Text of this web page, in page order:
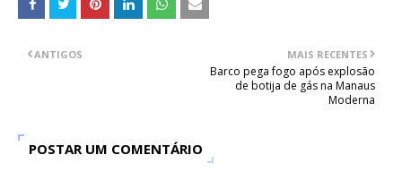
MAIS RECENTES
Barco pega fogo após explosão
de botija de gás na Manaus
Moderna
ANTIGOS
POSTAR UM COMENTÁRIO